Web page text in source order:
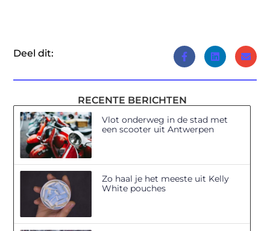
Deel dit:
RECENTE BERICHTEN
Vlot onderweg in de stad met
een scooter uit Antwerpen
Zo haal je het meeste uit Kelly
White pouches